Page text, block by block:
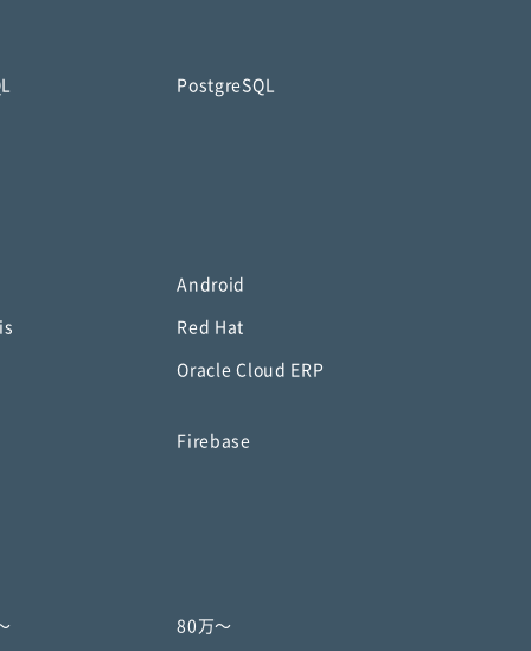
PostgreSQL
Android
Red Hat
Oracle Cloud ERP
Firebase
80万〜